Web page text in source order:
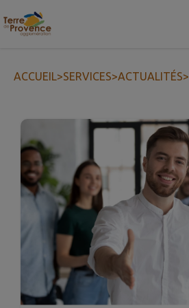
Contenu
ACCUEIL>SERVICES>ACTUALITÉS>